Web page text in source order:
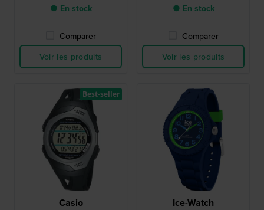
● En stock
Comparer
Voir les produits
● En stock
Comparer
Voir les produits
Casio
Best-seller
Ice-Watch